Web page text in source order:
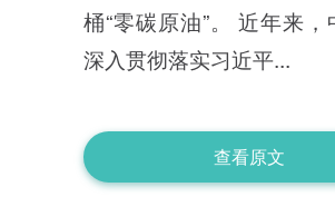
桶“零碳原油”。 近年来
深入贯彻落实习近平...
查看原文